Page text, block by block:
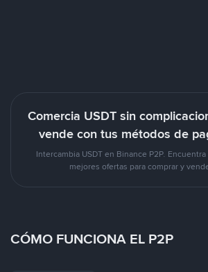
Comercia USDT sin
vende con tus métodos de
Intercambia USDT en Binance P2P.
mejores ofertas para comprar y
CÓMO FUNCIONA EL P2P